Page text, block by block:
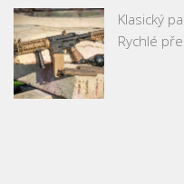
Klasický
Rychlé